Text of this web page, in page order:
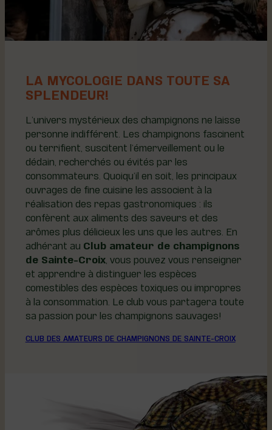
LA MYCOLOGIE DANS TOUTE SA
SPLENDEUR!
L’univers mystérieux des champignons ne laisse
personne indifférent. Les champignons fascinent
ou terrifient, suscitent l’émerveillement ou le
dédain, recherchés ou évités par les
consommateurs. Quoiqu’il en soit, les principaux
ouvrages de fine cuisine les associent à la
réalisation des repas gastronomiques : ils
confèrent aux aliments des saveurs et des
arômes plus délicieux les uns que les autres. En
adhérant au Club amateur de champignons
de Sainte-Croix, vous pouvez vous renseigner
et apprendre à distinguer les espèces
comestibles des espèces toxiques ou impropres
à la consommation. Le club vous partagera toute
sa passion pour les champignons sauvages!
CLUB DES AMATEURS DE CHAMPIGNONS DE SAINTE-CROIX